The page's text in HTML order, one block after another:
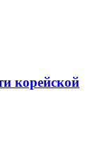
корейской